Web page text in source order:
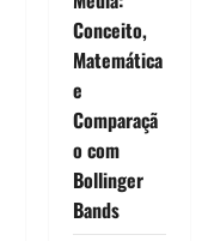
Conceito,
Matemática
e
Comparaçã
o com
Bollinger
Bands